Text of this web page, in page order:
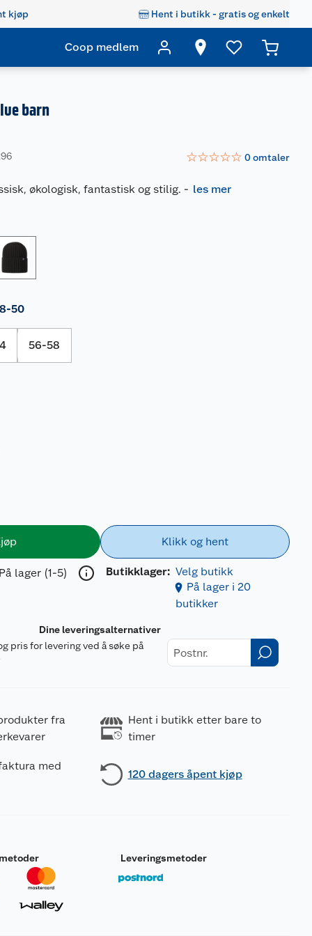
kjøp Hent i butikk - gratis og enkelt
Coop medlem
barn
☆☆☆☆☆ 0omtaler
økologisk, fantastisk og stilig. - les mer
50
56-58
På lager (1-5)
Klikk og hent
Butikklager: Velg butikk
På lager i 20
butikker
Dine leveringsalternativer
pris for levering ved å søke på
fra
Hent i butikk etter bare to
timer
med
120 dagers åpent kjøp
Leveringsmetoder